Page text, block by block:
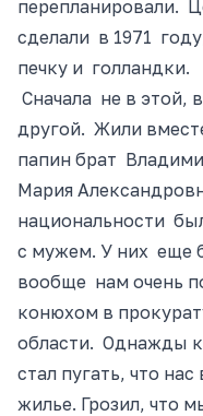
перепланировали.
сделали в 1971
печку и голландки.
Сначала не в этой,
другой. Жили
папин брат
Мария
национальности
с мужем. У них еще
вообще нам очень
конюхом в
области. Однажды к
стал пугать, что
жилье. Грозил, что